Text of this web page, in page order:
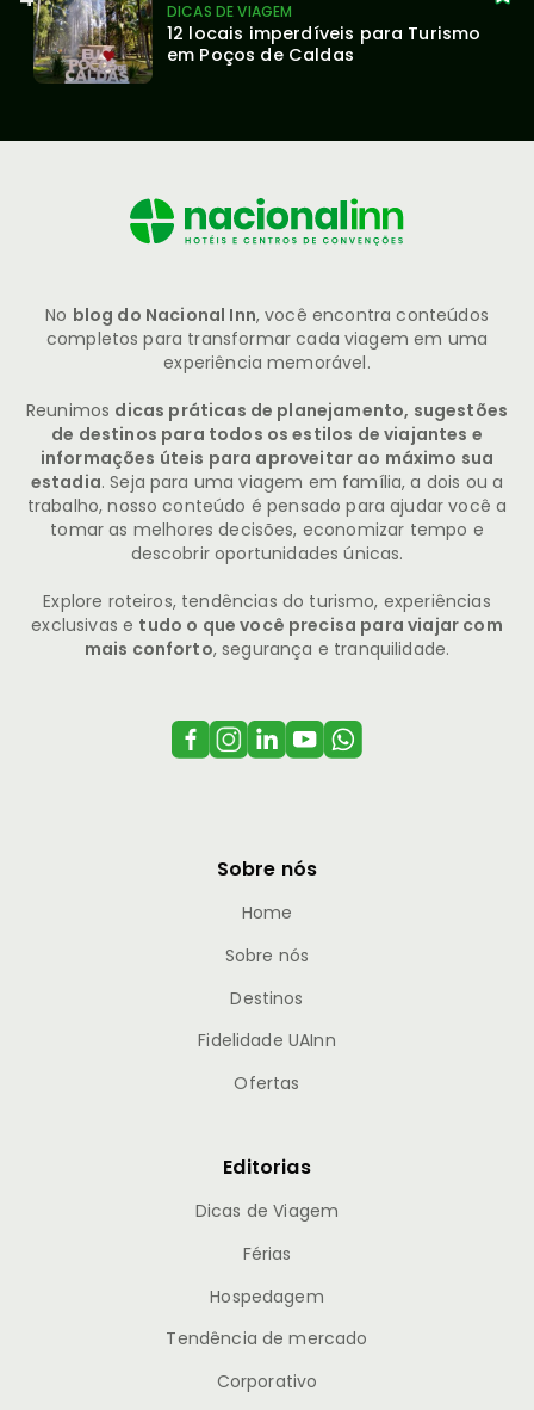
DICAS DE VIAGEM
12 locais imperdíveis para Turismo
em Poços de Caldas
No blog do Nacional Inn, você encontra conteúdos
completos para transformar cada viagem em uma
experiência memorável.
Reunimos dicas práticas de planejamento, sugestões
de destinos para todos os estilos de viajantes e
informações úteis para aproveitar ao máximo sua
estadia. Seja para uma viagem em família, a dois ou a
trabalho, nosso conteúdo é pensado para ajudar você a
tomar as melhores decisões, economizar tempo e
descobrir oportunidades únicas.
Explore roteiros, tendências do turismo, experiências
exclusivas e tudo o que você precisa para viajar com
mais conforto, segurança e tranquilidade.
Sobre nós
Home
Sobre nós
Destinos
Fidelidade UAInn
Ofertas
Editorias
Dicas de Viagem
Férias
Hospedagem
Tendência de mercado
Corporativo